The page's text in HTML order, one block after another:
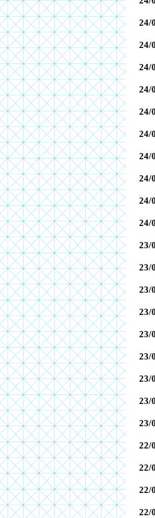
24/
24/
24/
24/
24/
24/
24/
24/
24/
24/
23/
23/
23/
23/
23/
23/
23/
23/
23/
22/
22/
22/
22/